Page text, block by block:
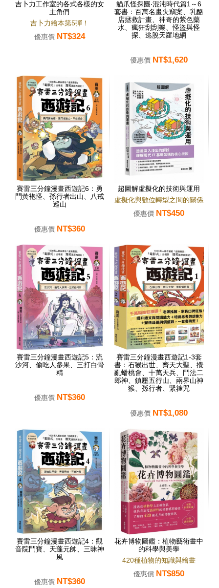
吉卜力工作室的各式各樣的女
主角們
吉卜力繪本第5彈！
優惠價 NT$324
貓爪怪探團‧混沌時代篇1～6
套書：百萬名畫失竊案、乳酪
店拯救計畫、神奇的紫色藥
水、瘋狂刮刮樂、怪盜與怪
探、逃脫天羅地網
優惠價 NT$1,620
賽雷三分鐘漫畫西遊記6：勇
鬥黃袍怪、孫行者出山、八戒
巡山
優惠價 NT$360
超圖解虛擬化的技術與運用
虛擬化與數位轉型之間的關係
優惠價 NT$450
賽雷三分鐘漫畫西遊記5：流
沙河、偷吃人參果、三打白骨
精
優惠價 NT$360
賽雷三分鐘漫畫西遊記1-3套
書：石猴出世、齊天大聖、攪
亂蟠桃會、十萬天兵、鬥法二
郎神、鎮壓五行山、兩界山神
猴、孫行者、緊箍咒
優惠價 NT$1,080
賽雷三分鐘漫畫西遊記4：觀
音院鬥寶、天蓬元帥、三昧神
風
優惠價 NT$360
花卉博物圖鑑：植物藝術畫中
的科學與美學
420種植物的知識與繪畫
優惠價 NT$850